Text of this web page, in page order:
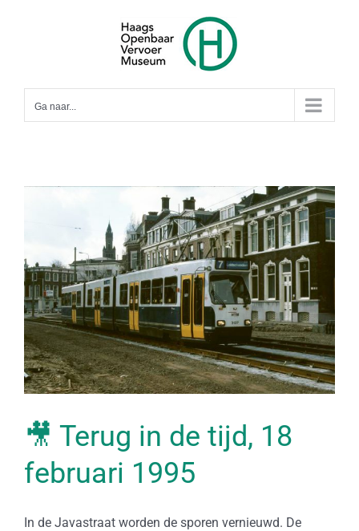
Ga naar...
🎥 Terug in de tijd, 18
februari 1995
In de Javastraat worden de sporen vernieuwd. De